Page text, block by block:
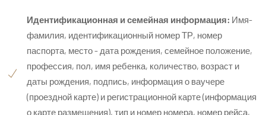
Идентификационная и семейная информация: Имя-
фамилия, идентификационный номер ТР, номер
паспорта, место - дата рождения, семейное положение,
профессия, пол, имя ребенка, количество, возраст и
даты рождения, подпись, информация о ваучере
(проездной карте) и регистрационной карте (информация
о карте размещения), тип и номер номера, номер рейса,